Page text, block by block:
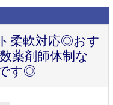
柔軟対応◎おす
薬剤師体制な
す◎